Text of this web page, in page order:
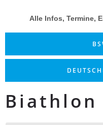
Alle Infos, Termine,
Biathlon